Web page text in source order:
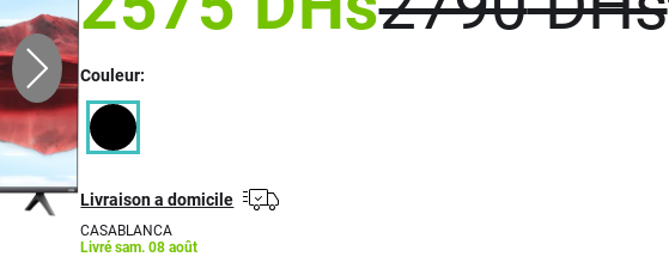
Couleur:
Livraison a domicile
CASABLANCA
Livré sam. 08 août